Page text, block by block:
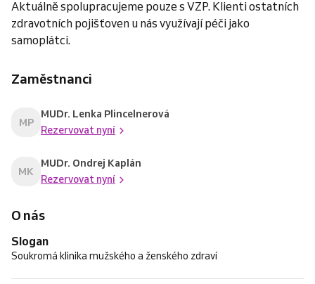
Aktuálně spolupracujeme pouze s VZP. Klienti ostatních
zdravotních pojišťoven u nás využívají péči jako
samoplátci.
Zaměstnanci
MP
MUDr. Lenka Plincelnerová
Rezervovat nyní
MK
MUDr. Ondrej Kaplán
Rezervovat nyní
O nás
Slogan
Soukromá klinika mužského a ženského zdraví